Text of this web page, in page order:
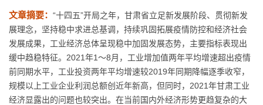
文章摘要： “十四五”开局之年，甘肃省立足新发展阶段、贯彻新发
展理念，坚持稳中求进总基调，持续巩固拓展疫情防控和经济社会
发展成果，工业经济总体呈现稳中加固发展态势，主要指标表现出
缓中趋稳特征。2021年1～8月，工业增加值两年平均增速超出疫情
前同期水平，工业投资两年平均增速较2019年同期降幅逐季收窄，
规模以上工业企业利润总额创近年新高，但同时，2021年甘肃工业
经济显露出的问题也较突出。在当前国内外经济形势更趋复杂的大